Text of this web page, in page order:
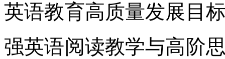
英语教育高质量发展目
强英语阅读教学与高阶